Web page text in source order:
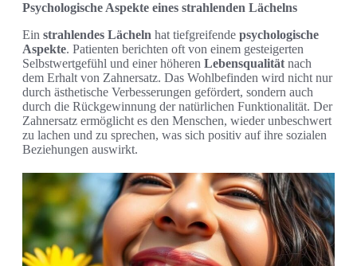
Psychologische Aspekte eines strahlenden Lächelns
Ein strahlendes Lächeln hat tiefgreifende psychologische
Aspekte. Patienten berichten oft von einem gesteigerten
Selbstwertgefühl und einer höheren Lebensqualität nach
dem Erhalt von Zahnersatz. Das Wohlbefinden wird nicht nur
durch ästhetische Verbesserungen gefördert, sondern auch
durch die Rückgewinnung der natürlichen Funktionalität. Der
Zahnersatz ermöglicht es den Menschen, wieder unbeschwert
zu lachen und zu sprechen, was sich positiv auf ihre sozialen
Beziehungen auswirkt.